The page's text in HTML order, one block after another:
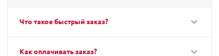
Что такое быстрый заказ?
Как оплачивать заказ?